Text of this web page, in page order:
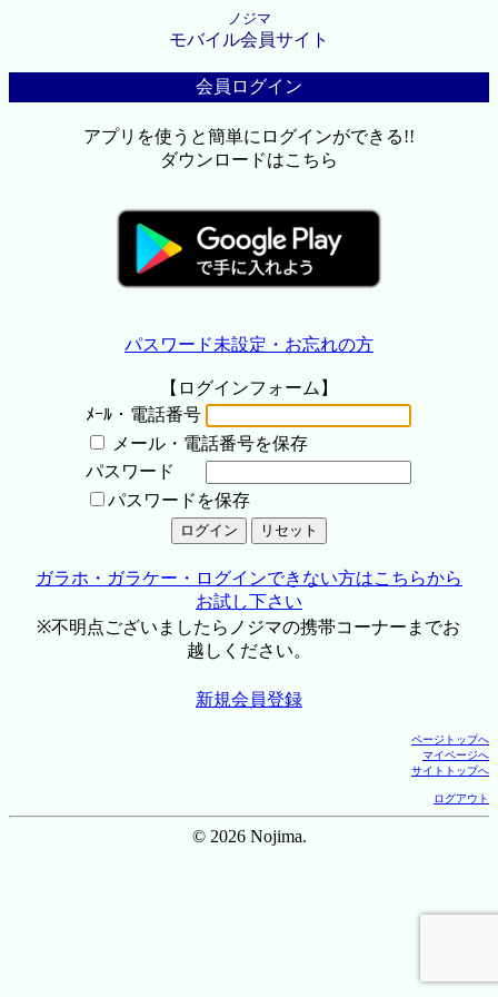
ノジマ
モバイル会員サイト
会員ログイン
アプリを使うと簡単にログインができる!!
ダウンロードはこちら
パスワード未設定・お忘れの方
【ログインフォーム】
ﾒｰﾙ・電話番号
メール・電話番号を保存
パスワード
パスワードを保存
ガラホ・ガラケー・ログインできない方はこちらから
お試し下さい
※不明点ございましたらノジマの携帯コーナーまでお
越しください。
新規会員登録
ページトップへ
マイページへ
サイトトップへ
ログアウト
© 2026 Nojima.